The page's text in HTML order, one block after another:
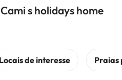
s holidays home